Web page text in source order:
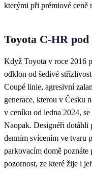
kterými při prémiové ceně
Toyota C-HR pod
Když Toyota v roce 2016
odklon od šedivé
Coupé linie, agresivní
generace, kterou v Česku
v ceníku od ledna 2024,
Naopak. Designéři dotáhli
denním svícením ve tvaru
parkovacím domě
pozornost, ze které žije i